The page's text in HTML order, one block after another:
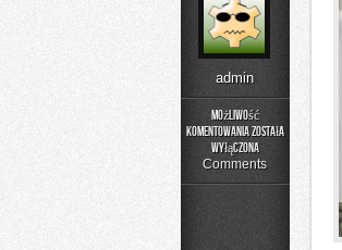
admin
Możliwość
komentowania
Poradniki
Użytkownika
została
wyłączona
Comments